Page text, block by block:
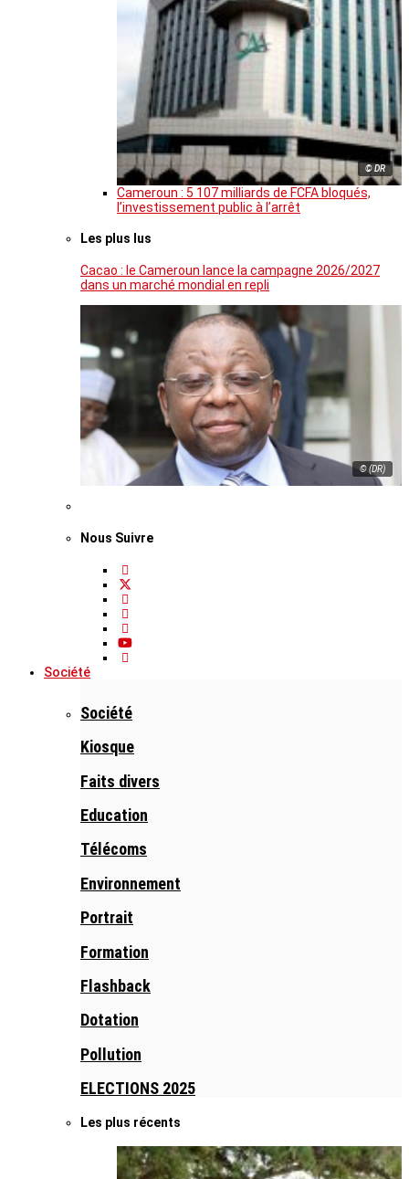
© DR
Cameroun : 5 107 milliards de FCFA bloqués,
l’investissement public à l’arrêt
Les plus lus
Cacao : le Cameroun lance la campagne 2026/2027
dans un marché mondial en repli
© (DR)
Nous Suivre
Société
Société
Kiosque
Faits divers
Education
Télécoms
Environnement
Portrait
Formation
Flashback
Dotation
Pollution
ELECTIONS 2025
Les plus récents